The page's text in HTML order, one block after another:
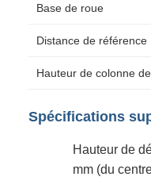
Base de roue
Distance de référence
Hauteur de colonne
Spécifications
Hauteur de
mm (du